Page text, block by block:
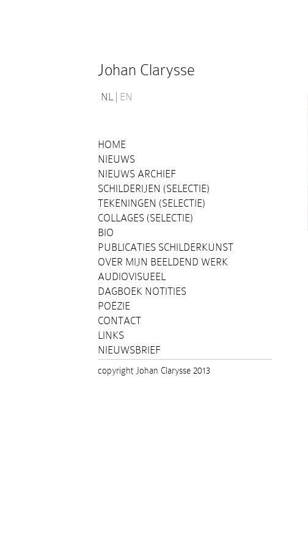
Johan Clarysse
NL EN
HOME
NIEUWS
NIEUWS ARCHIEF
SCHILDERIJEN (SELECTIE)
TEKENINGEN (SELECTIE)
COLLAGES (SELECTIE)
BIO
PUBLICATIES SCHILDERKUNST
OVER MIJN BEELDEND WERK
AUDIOVISUEEL
DAGBOEK NOTITIES
POËZIE
CONTACT
LINKS
NIEUWSBRIEF
copyright Johan Clarysse 2013